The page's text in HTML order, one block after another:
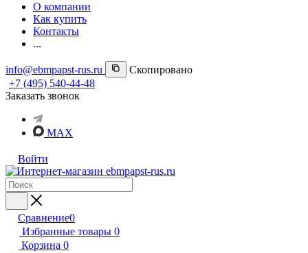
О компании
Как купить
Контакты
...
info@ebmpapst-rus.ru
Скопировано
+7 (495) 540-44-48
Заказать звонок
MAX
Войти
Сравнение0
Избранные товары 0
Корзина 0